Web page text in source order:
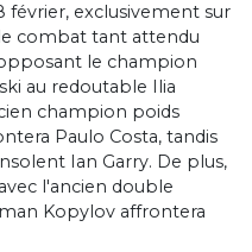
février, exclusivement sur
combat tant attendu
le champion
au redoutable Ilia
champion poids
Paulo Costa, tandis
Ian Garry. De plus,
l'ancien double
Kopylov affrontera